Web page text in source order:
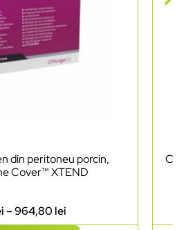
din peritoneu porcin,
Cover™ XTEND
–964,80 lei